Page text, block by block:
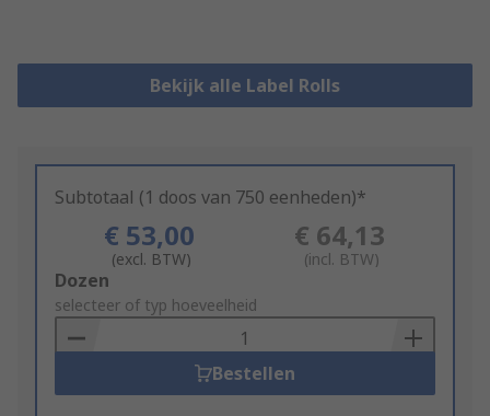
Bekijk alle Label Rolls
Subtotaal (1 doos van 750 eenheden)*
€ 53,00
(excl. BTW)
€ 64,13
(incl. BTW)
Add
to
Basket
Dozen
selecteer of typ hoeveelheid
Bestellen